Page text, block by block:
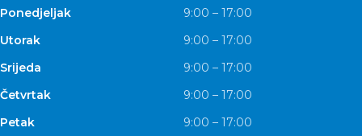
Ponedjeljak
9:00 – 17:00
Utorak
9:00 – 17:00
Srijeda
9:00 – 17:00
Četvrtak
9:00 – 17:00
Petak
9:00 – 17:00